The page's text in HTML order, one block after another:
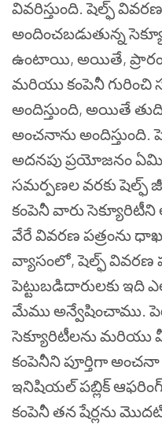
వివరిస్తుంది. షెల్ఫ్
అందించబడుతున్న
ఉంటాయి, అయితే,
మరియు కంపెనీ గురించి
అందిస్తుంది, అయితే తుది
అంచనాను
అదనపు ప్రయోజనం
సమర్పణల వరకు షెల్ఫ్
కంపెనీ వారు సెక్యూరిటీని
వేరే వివరణ పత్రంను
వ్యాసంలో,షెల్ఫ్ వివరణ
పెట్టుబడిదారులకు
మేము అన్వేషించాము.
సెక్యూరిటీలను మరియు
కంపెనీని పూర్తిగా
ఇనిషియల్ పబ్లిక్
కంపెనీ తన షేర్లను